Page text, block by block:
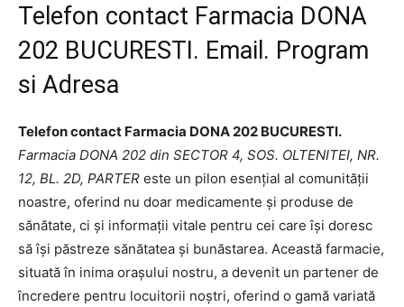
Telefon contact Farmacia DONA
202 BUCURESTI. Email. Program
si Adresa
Telefon contact Farmacia DONA 202 BUCURESTI.
Farmacia DONA 202 din SECTOR 4, SOS. OLTENITEI, NR.
12, BL. 2D, PARTER este un pilon esențial al comunității
noastre, oferind nu doar medicamente și produse de
sănătate, ci și informații vitale pentru cei care își doresc
să își păstreze sănătatea și bunăstarea. Această farmacie,
situată în inima orașului nostru, a devenit un partener de
încredere pentru locuitorii noștri, oferind o gamă variată